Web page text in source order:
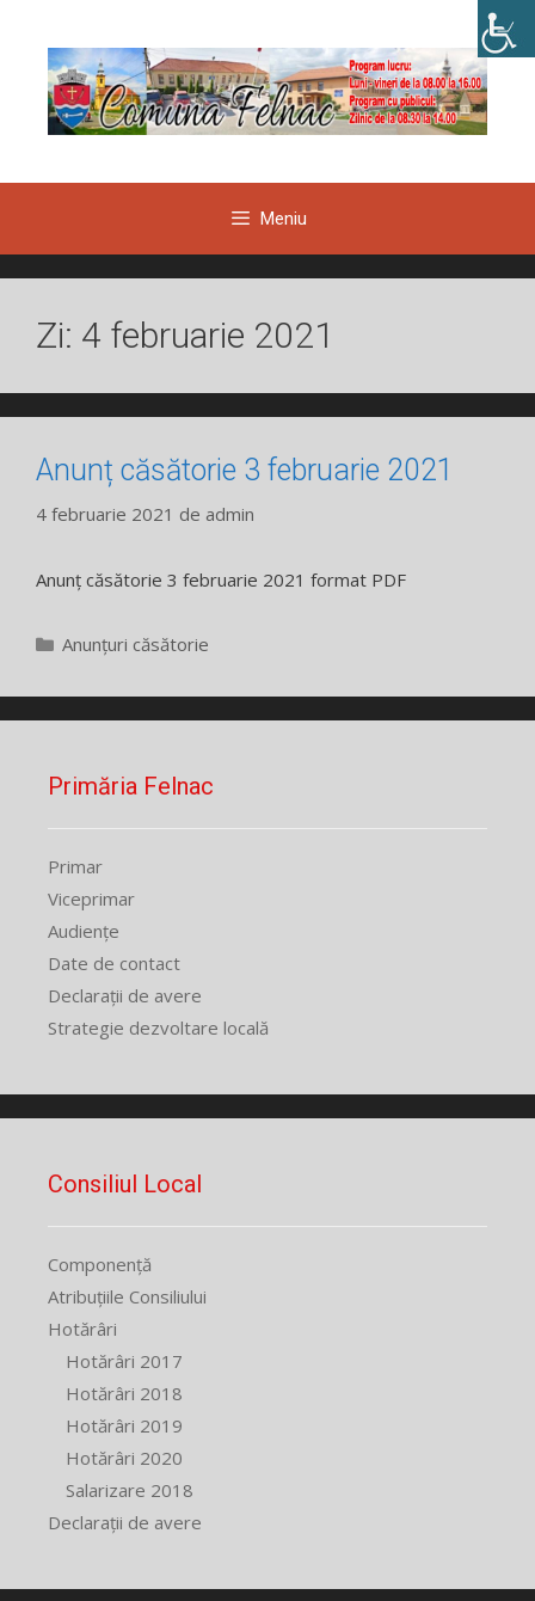
conținut
Meniu
Zi: 4 februarie 2021
Anunț căsătorie 3 februarie 2021
4 februarie 2021 de admin
Anunț căsătorie 3 februarie 2021 format PDF
Categorii
Anunțuri căsătorie
Primăria Felnac
Primar
Viceprimar
Audiențe
Date de contact
Declarații de avere
Strategie dezvoltare locală
Consiliul Local
Componență
Atribuțiile Consiliului
Hotărâri
Hotărâri 2017
Hotărâri 2018
Hotărâri 2019
Hotărâri 2020
Salarizare 2018
Declarații de avere